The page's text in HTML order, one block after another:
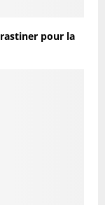
pour la